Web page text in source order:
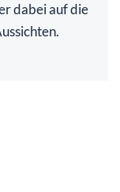
dabei auf die